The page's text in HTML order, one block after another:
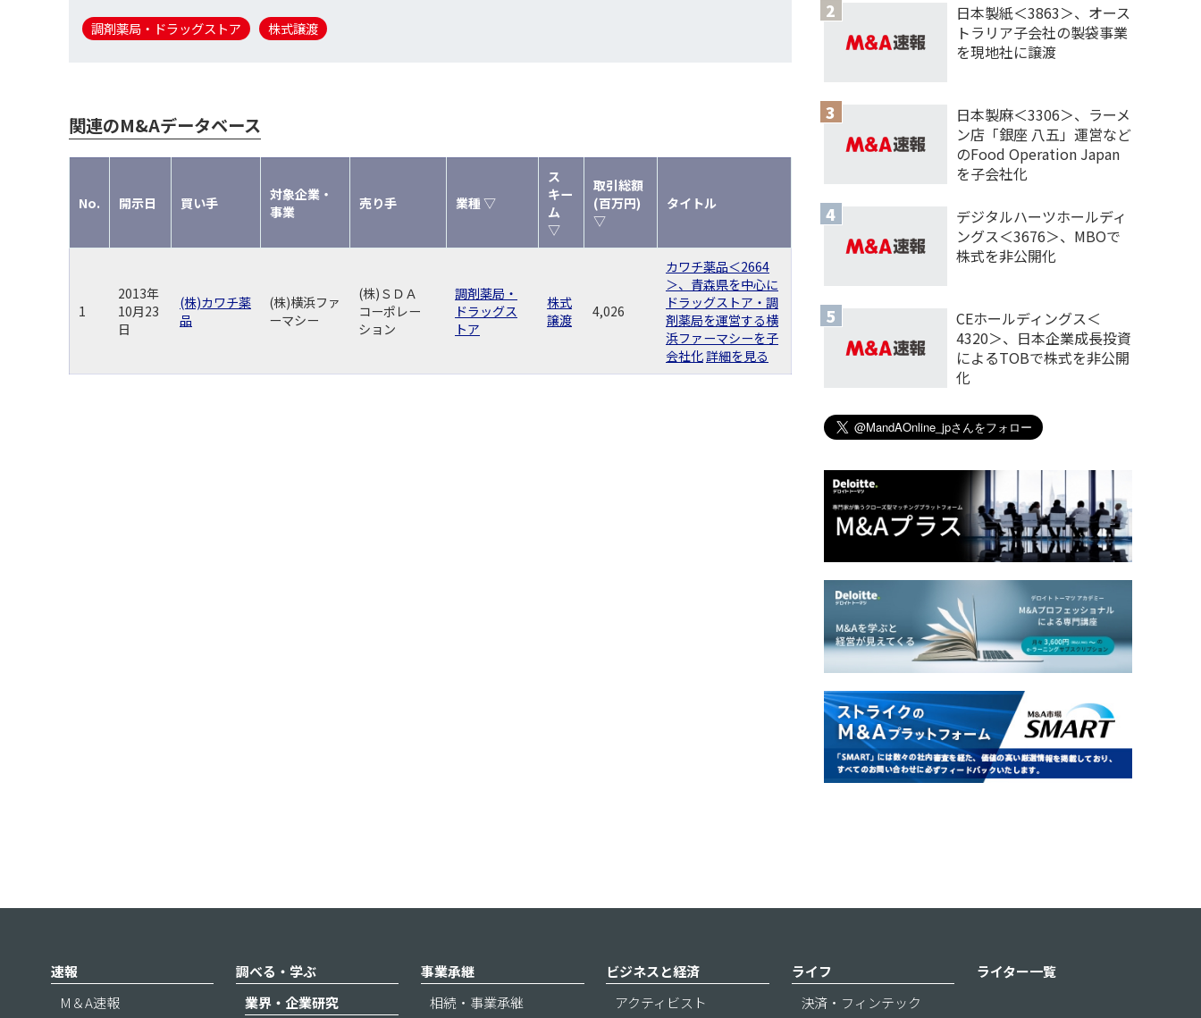
調剤薬局・ドラッグストア 株式譲渡
関連のM&Aデータベース
No. 開示日 買い手
対象企業・
事業
売り手 業種 ▽
ス
キー
ム
▽
取引総額
(百万円)
▽
タイトル
1
2013年
10月23
日
(株)カワチ薬
品
(株)横浜ファ
ーマシー
(株)ＳＤＡ
コーポレー
ション
調剤薬局・
ドラッグス
トア
株式
譲渡
4,026
カワチ薬品＜2664
＞、青森県を中心に
ドラッグストア・調
剤薬局を運営する横
浜ファーマシーを子
会社化詳細を見る
日本製紙＜3863＞、オース
トラリア子会社の製袋事業
を現地社に譲渡
日本製麻＜3306＞、ラーメ
ン店「銀座 八五」運営など
のFood Operation Japan
を子会社化
デジタルハーツホールディ
ングス＜3676＞、MBOで
株式を非公開化
CEホールディングス＜
4320＞、日本企業成長投資
によるTOBで株式を非公開
化
速報
M＆A速報
調べる・学ぶ
業界・企業研究
事業承継
相続・事業承継
ビジネスと経済
アクティビスト
ライフ
決済・フィンテック
ライター一覧